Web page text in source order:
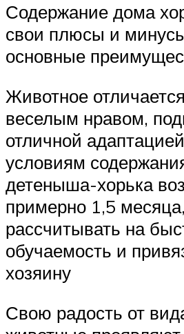
Содержание дома
свои плюсы и
основные
Животное
веселым нравом,
отличной
условиям
детеныша-хорька
примерно 1,5
рассчитывать на
обучаемость и
хозяину
Свою радость от